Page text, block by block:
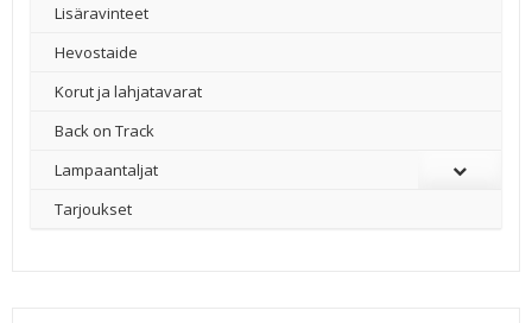
Lisäravinteet
Hevostaide
Korut ja lahjatavarat
Back on Track
Lampaantaljat
Tarjoukset